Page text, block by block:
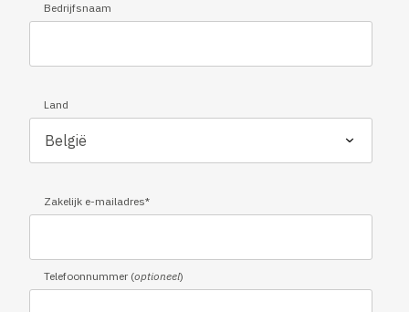
Bedrijfsnaam
Land
Zakelijk e-mailadres*
Telefoonnummer (optioneel)